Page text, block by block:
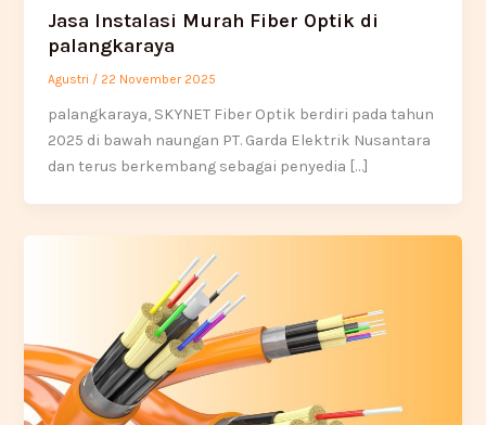
Jasa Instalasi Murah Fiber Optik di
palangkaraya
Agustri / 22 November 2025
palangkaraya, SKYNET Fiber Optik berdiri pada tahun
2025 di bawah naungan PT. Garda Elektrik Nusantara
dan terus berkembang sebagai penyedia […]